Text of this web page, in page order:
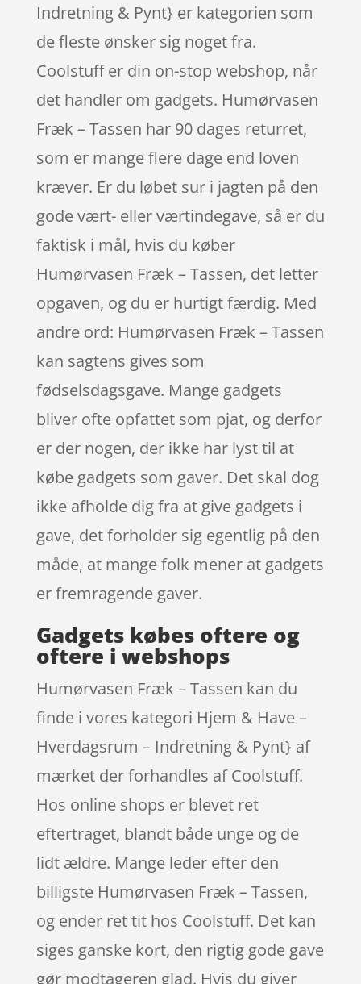
Indretning & Pynt} er kategorien som
de fleste ønsker sig noget fra.
Coolstuff er din on-stop webshop, når
det handler om gadgets. Humørvasen
Fræk – Tassen har 90 dages returret,
som er mange flere dage end loven
kræver. Er du løbet sur i jagten på den
gode vært- eller værtindegave, så er du
faktisk i mål, hvis du køber
Humørvasen Fræk – Tassen, det letter
opgaven, og du er hurtigt færdig. Med
andre ord: Humørvasen Fræk – Tassen
kan sagtens gives som
fødselsdagsgave. Mange gadgets
bliver ofte opfattet som pjat, og derfor
er der nogen, der ikke har lyst til at
købe gadgets som gaver. Det skal dog
ikke afholde dig fra at give gadgets i
gave, det forholder sig egentlig på den
måde, at mange folk mener at gadgets
er fremragende gaver.
Gadgets købes oftere og
oftere i webshops
Humørvasen Fræk – Tassen kan du
finde i vores kategori Hjem & Have –
Hverdagsrum – Indretning & Pynt} af
mærket der forhandles af Coolstuff.
Hos online shops er blevet ret
eftertraget, blandt både unge og de
lidt ældre. Mange leder efter den
billigste Humørvasen Fræk – Tassen,
og ender ret tit hos Coolstuff. Det kan
siges ganske kort, den rigtig gode gave
gør modtageren glad. Hvis du giver